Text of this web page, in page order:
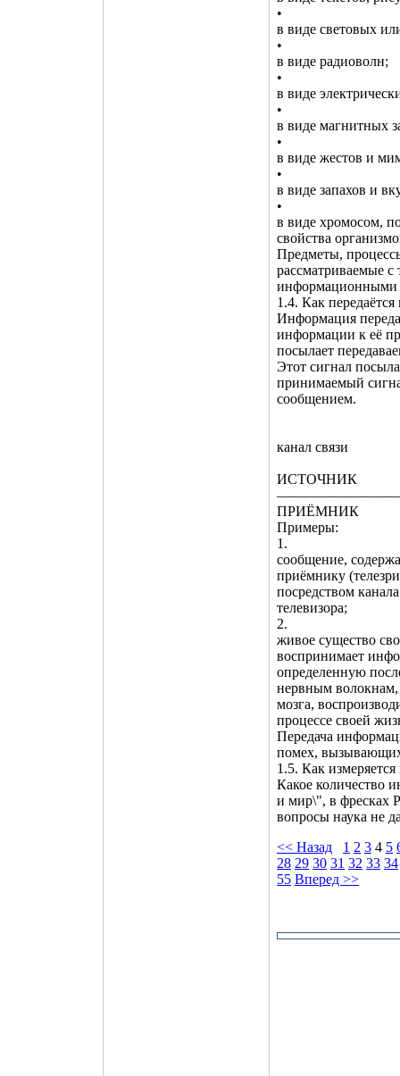
•
в виде световых
•
в виде радиоволн;
•
в виде
•
в виде магнитных
•
в виде жестов и
•
в виде запахов и
•
в виде хромосом,
свойства
Предметы,
рассматриваемые
информационными
1.4. Как
Информация
информации к её
посылает
Этот сигнал
принимаемый
сообщением.
канал связи
ИСТОЧНИК
ПРИЁМНИК
Примеры:
1.
сообщение,
приёмнику
посредством
телевизора;
2.
живое существо
воспринимает
определенную
нервным волокнам,
мозга,
процессе своей
Передача
помех,
1.5. Как
Какое количество
и мир\", в фресках
вопросы наука не
<< Назад
1 2 3 4 5
28 29 30 31 32 33 34
55 Вперед >>